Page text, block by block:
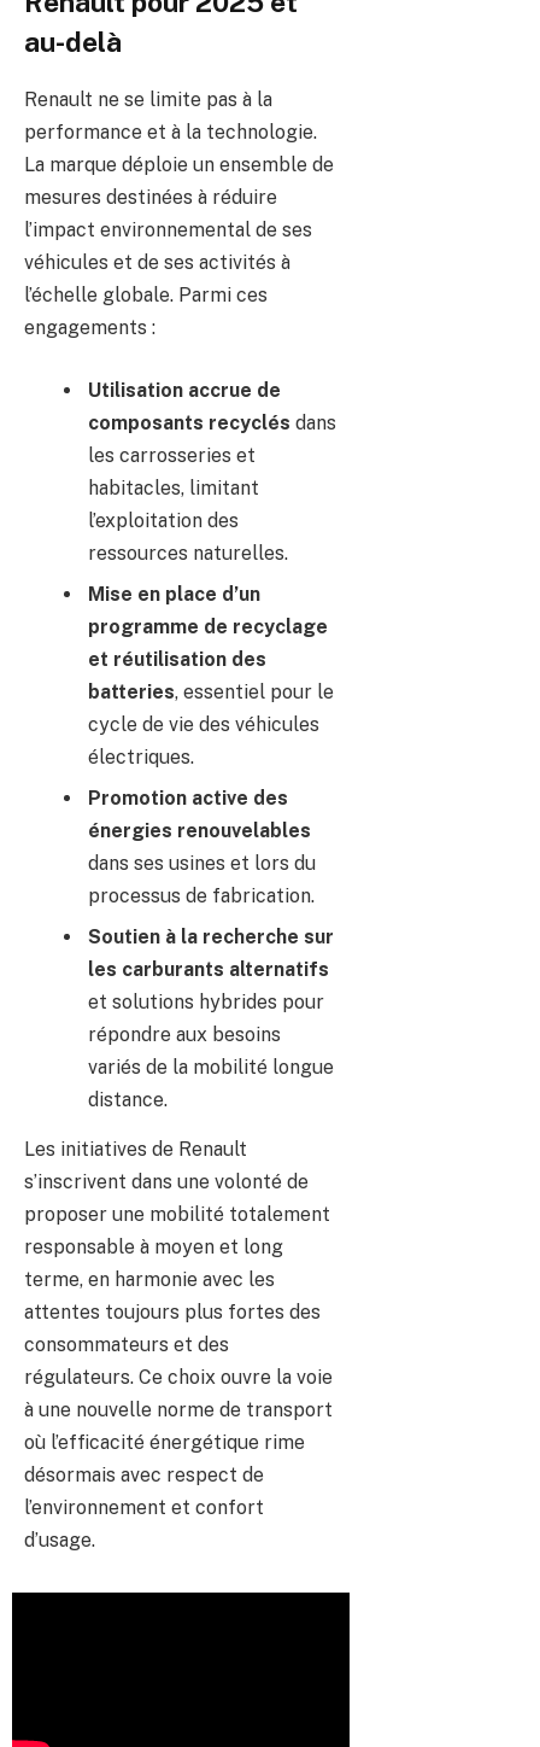
au-delà
Renault ne se limite pas à la
performance et à la technologie.
La marque déploie un ensemble de
mesures destinées à réduire
l’impact environnemental de ses
véhicules et de ses activités à
l’échelle globale. Parmi ces
engagements :
Utilisation accrue de
composants recyclés dans
les carrosseries et
habitacles, limitant
l’exploitation des
ressources naturelles.
Mise en place d’un
programme de recyclage
et réutilisation des
batteries, essentiel pour le
cycle de vie des véhicules
électriques.
Promotion active des
énergies renouvelables
dans ses usines et lors du
processus de fabrication.
Soutien à la recherche sur
les carburants alternatifs
et solutions hybrides pour
répondre aux besoins
variés de la mobilité longue
distance.
Les initiatives de Renault
s’inscrivent dans une volonté de
proposer une mobilité totalement
responsable à moyen et long
terme, en harmonie avec les
attentes toujours plus fortes des
consommateurs et des
régulateurs. Ce choix ouvre la voie
à une nouvelle norme de transport
où l’efficacité énergétique rime
désormais avec respect de
l’environnement et confort
d’usage.